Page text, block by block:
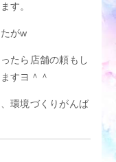
す。
がw
たら店舗の頼もし
すヨ＾＾
環境づくりがんば